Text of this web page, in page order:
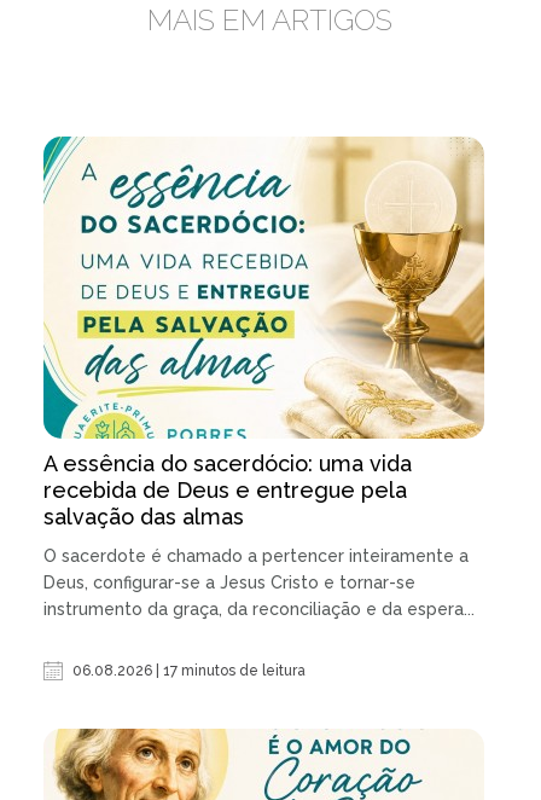
MAIS EM ARTIGOS
A essência do sacerdócio: uma vida
recebida de Deus e entregue pela
salvação das almas
O sacerdote é chamado a pertencer inteiramente a
Deus, configurar-se a Jesus Cristo e tornar-se
instrumento da graça, da reconciliação e da espera...
06.08.2026 | 17 minutos de leitura